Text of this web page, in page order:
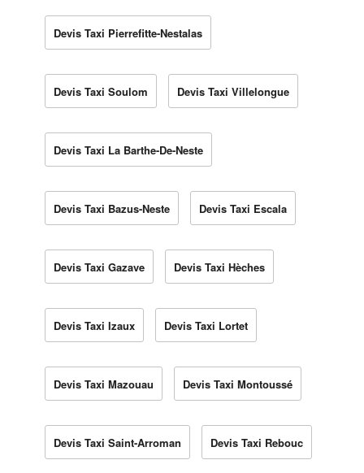
Devis Taxi Pierrefitte-Nestalas
Devis Taxi Soulom Devis Taxi Villelongue
Devis Taxi La Barthe-De-Neste
Devis Taxi Bazus-Neste Devis Taxi Escala
Devis Taxi Gazave Devis Taxi Hèches
Devis Taxi Izaux Devis Taxi Lortet
Devis Taxi Mazouau Devis Taxi Montoussé
Devis Taxi Saint-Arroman Devis Taxi Rebouc